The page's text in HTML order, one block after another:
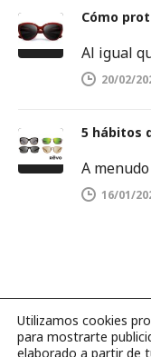
Cómo
20/02/
5 hábitos
16/01/
©2026
Utilizamos cookies
para mostrarte
elaborado a partir de